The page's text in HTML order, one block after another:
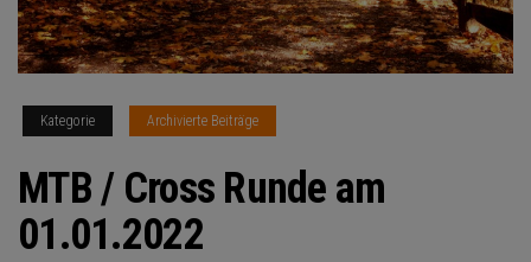
Kategorie Archivierte Beiträge
MTB / Cross Runde am
01.01.2022